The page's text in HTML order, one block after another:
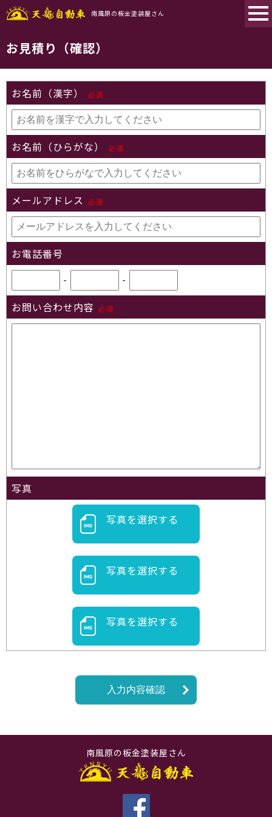
南風原の板金塗装屋さん
お見積り（確認）
お名前（漢字） 必須
お名前（ひらがな） 必須
メールアドレス 必須
お電話番号
-
-
お問い合わせ内容 必須
写真
写真を選択する
写真を選択する
写真を選択する
南風原の板金塗装屋さん